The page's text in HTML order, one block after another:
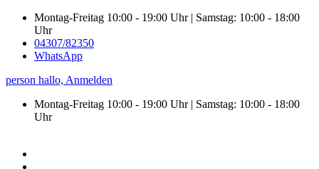
Montag-Freitag 10:00 - 19:00 Uhr | Samstag: 10:00 - 18:00
Uhr
04307/82350
WhatsApp
person hallo, Anmelden
Montag-Freitag 10:00 - 19:00 Uhr | Samstag: 10:00 - 18:00
Uhr